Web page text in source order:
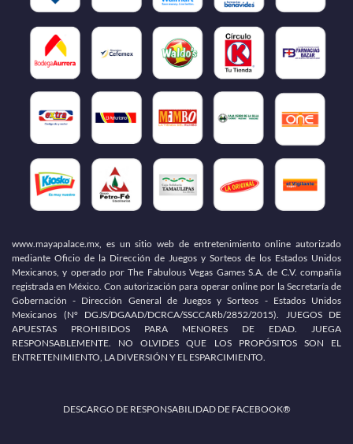
www.mayapalace.mx, es un sitio web de entretenimiento online autorizado
mediante Oficio de la Dirección de Juegos y Sorteos de los Estados Unidos
Mexicanos, y operado por The Fabulous Vegas Games S.A. de C.V. compañía
registrada en México. Con autorización para operar online por la Secretaría de
Gobernación - Dirección General de Juegos y Sorteos - Estados Unidos
Mexicanos (N° DGJS/DGAAD/DCRCA/SSCCARb/2852/2015). JUEGOS DE
APUESTAS PROHIBIDOS PARA MENORES DE EDAD. JUEGA
RESPONSABLEMENTE. NO OLVIDES QUE LOS PROPÓSITOS SON EL
ENTRETENIMIENTO, LA DIVERSIÓN Y EL ESPARCIMIENTO.
DESCARGO DE RESPONSABILIDAD DE FACEBOOK®